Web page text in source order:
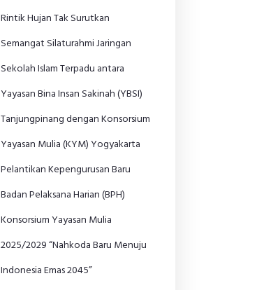
Rintik Hujan Tak Surutkan
Semangat Silaturahmi Jaringan
Sekolah Islam Terpadu antara
Yayasan Bina Insan Sakinah (YBSI)
Tanjungpinang dengan Konsorsium
Yayasan Mulia (KYM) Yogyakarta
Pelantikan Kepengurusan Baru
Badan Pelaksana Harian (BPH)
Konsorsium Yayasan Mulia
2025/2029 “Nahkoda Baru Menuju
Indonesia Emas 2045”